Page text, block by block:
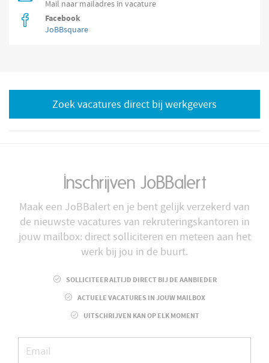
Mail naar mailadres in vacature
Facebook
JoBBsquare
Zoek vacatures direct bij werkgevers
Inschrijven JoBBalert
Maak een JoBBalert en je bent gelijk verzekerd van
de nieuwste vacatures van rekruteringskantoren in
jouw mailbox: direct solliciteren en meteen aan het
werk bij jou in de buurt.
SOLLICITEER ALTIJD DIRECT BIJ DE AANBIEDER
ACTUELE VACATURES IN JOUW MAILBOX
UITSCHRIJVEN KAN OP ELK MOMENT